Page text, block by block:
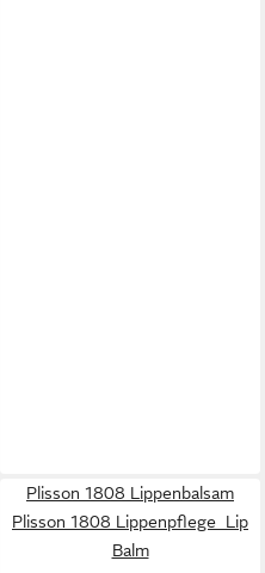
Plisson 1808 Lippenbalsam
Plisson 1808 Lippenpflege Lip
Balm